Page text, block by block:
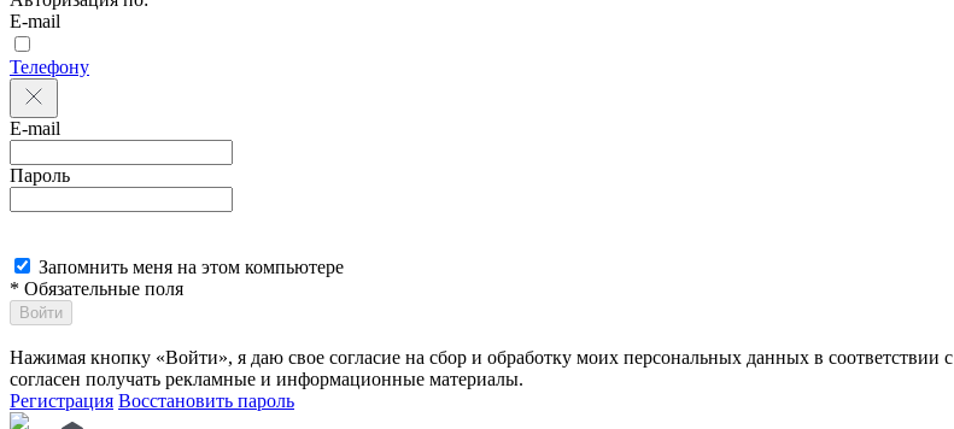
E-mail
Телефону
E-mail
Пароль
Запомнить меня на этом компьютере
* Обязательные поля
Войти
Нажимая кнопку «Войти», я даю свое согласие на сбор и обработку моих персональных данных в соответствии с
согласен получать рекламные и информационные материалы.
Регистрация Восстановить пароль